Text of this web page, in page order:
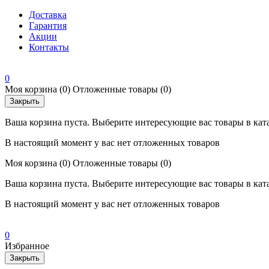
Доставка
Гарантия
Акции
Контакты
0
Моя корзина (0) Отложенные товары (0)
Закрыть
Ваша корзина пуста. Выберите интересующие вас товары в
В настоящий момент у вас нет отложенных товаров
Моя корзина (0) Отложенные товары (0)
Ваша корзина пуста. Выберите интересующие вас товары в
В настоящий момент у вас нет отложенных товаров
0
Избранное
Закрыть